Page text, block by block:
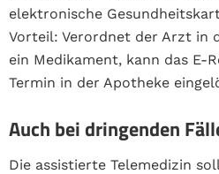
elektronische
Vorteil: Verordnet der Arzt in
ein Medikament, kann das E-
Termin in der Apotheke
Auch bei dringenden
Die assistierte Telemedizin